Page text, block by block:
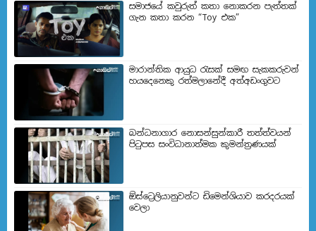
සමාජයේ කවුරුත් කතා නොකරන පැත්තක්
ගැන කතා කරන “Toy එක”
මාරාන්තික ආයුධ රැසක් සමඟ සැකකරුවන්
හයදෙනෙකු රත්මලානේදී අත්අඩංගුවට
බන්ධනාගාර නොසන්සුන්කාරී තත්ත්වයන්
පිටුපස සංවිධානාත්මක කුමන්ත්‍රණයක්
ඕස්ට්‍රෙලියානුවන්ට ඩිමෙන්ශියාව කරදරයක්
වෙලා